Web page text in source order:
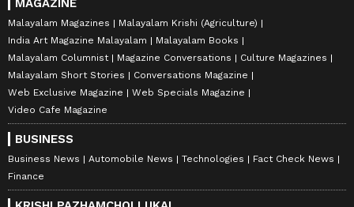
MAGAZINE
Malayalam Magazines
Malayalam Krishi (Agriculture)
India Art Magazine Malayalam
Malayalam Books
Malayalam Columnist
Magazine Conversations
Culture Magazines
Malayalam Short Stories
Conversations Magazine
Web Exclusive Magazine
Web Specials Magazine
Video Cafe Magazine
BUSINESS
Business News Automobile News Technologies
Fact Check News
Finance